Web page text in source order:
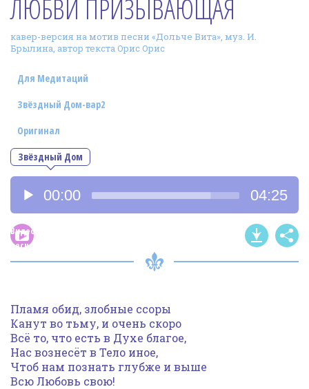
Фотогалерея
In English
Видео
Ииссиидиология
Номера песен
ЛЮБВИ ПРИЗЫВАЮЩАЯ
кавер-версия на мотив песни «Дольче Вита», муз. И.
Брылина, автор текста Орис Орис
Звёздный Дом
Для Медитаций
Звёздный Дом-вар2
Оригинал
Аудиоплеер
00:00 04:25
Видео
песни
Пламя обид, злобные ссоры
Канут во тьму, и очень скоро
Всё то, что есть в Духе благое,
Нас вознесёт в Тело иное,
Чтоб нам познать глубже и выше
Всю Любовь свою!